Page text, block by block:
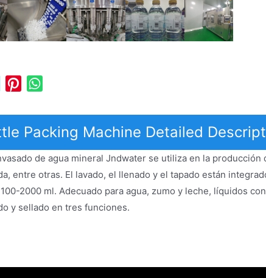
Packing Machine Detailed
de agua mineral Jndwater se utiliza en la producción
entre otras. El lavado, el llenado y el tapado están
2000 ml. Adecuado para agua, zumo y leche, líquidos
y sellado en tres funciones.